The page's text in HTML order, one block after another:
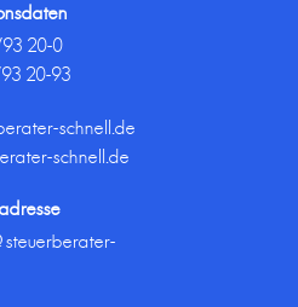
20-0
20-93
schnell.de
schnell.de